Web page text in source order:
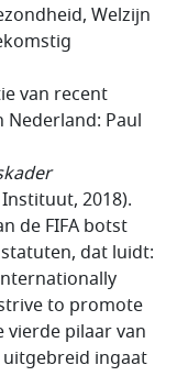
Welzijn
van recent
Paul
2018).
de FIFA botst
dat luidt:
to promote
vierde pilaar van
ingaat